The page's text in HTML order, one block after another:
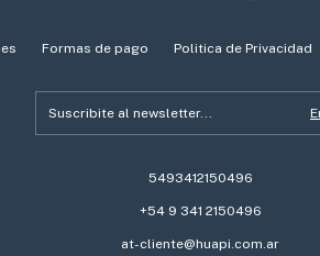
Formas de pago Politica de Privacidad
5493412150496
+54 9 341 2150496
at-cliente@huapi.com.ar